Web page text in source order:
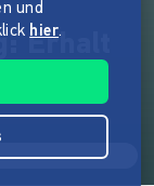
Erhalt
und
hier.